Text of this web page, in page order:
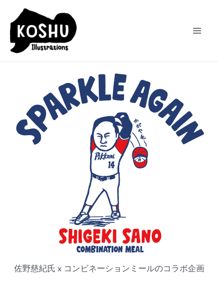
佐野慈紀氏 x コンビネーションミールのコラボ企画